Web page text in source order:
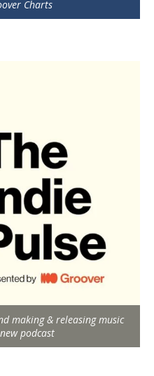
Charts
making & releasing music
podcast